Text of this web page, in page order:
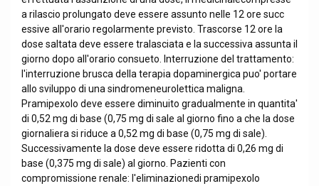
a rilascio prolungato deve essere assunto nelle 12 ore succ
essive all'orario regolarmente previsto. Trascorse 12 ore la
dose saltata deve essere tralasciata e la successiva assunta il
giorno dopo all'orario consueto. Interruzione del trattamento:
l'interruzione brusca della terapia dopaminergica puo' portare
allo sviluppo di una sindromeneurolettica maligna.
Pramipexolo deve essere diminuito gradualmente in quantita'
di 0,52 mg di base (0,75 mg di sale al giorno fino a che la dose
giornaliera si riduce a 0,52 mg di base (0,75 mg di sale).
Successivamente la dose deve essere ridotta di 0,26 mg di
base (0,375 mg di sale) al giorno. Pazienti con
compromissione renale: l'eliminazionedi pramipexolo